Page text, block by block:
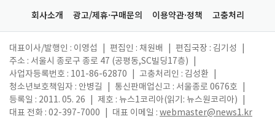
회사소개 광고/제휴·구매문의 이용약관·정책 고충처리
대표이사/발행인 : 이영섭 편집인 : 채원배 편집국장 : 김기성
주소 : 서울시 종로구 종로 47 (공평동,SC빌딩17층)
사업자등록번호 : 101-86-62870
고충처리인 : 김성환
청소년보호책임자 : 안병길
통신판매업신고 : 서울종로 0676호
등록일 : 2011. 05. 26
제호 : 뉴스1코리아(읽기: 뉴스원코리아)
대표 전화 : 02-397-7000
대표 이메일 : webmaster@news1.kr